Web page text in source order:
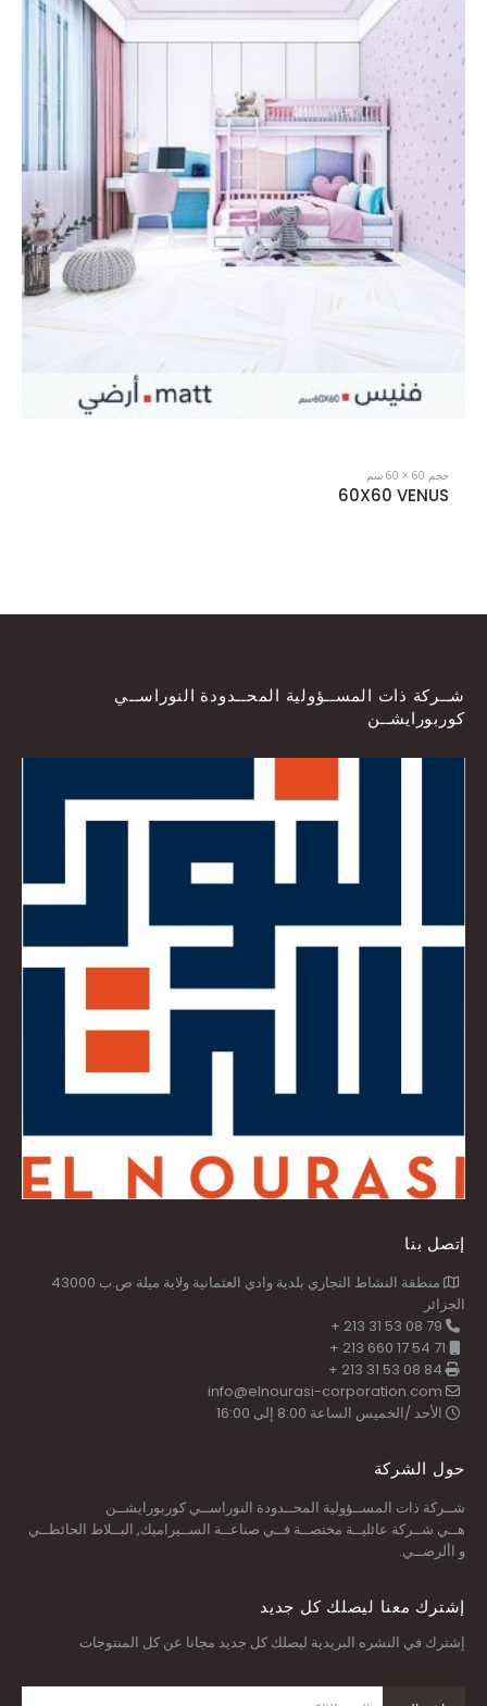
حجم 60 × 60 سم
60X60 VALENSIA
شــركة ذات المســؤولية المحــدودة النوراســي
كوربورايشــن
إتصل بنا
منطقة النشاط التجاري بلدية وادي العثمانية ولاية ميلة ص.ب 43000
الجزائر
79 08 53 31 213 +
84 08 53 31 213 +
info@elnourasi-corporation.com
الأحد /الخميس الساعة 8:00 إلى 16:00
حول الشركة
شــركة ذات المســؤولية المحــدودة النوراســي كوربورايشــن
هــي شــركة عائليــة مختصــة فــي صناعــة الســيراميك, البــلاط الحائطــي
و األرضــي.
إشترك معنا ليصلك كل جديد
إشترك في النشره البريدية ليصلك كل جديد مجانا عن كل المنتوجات